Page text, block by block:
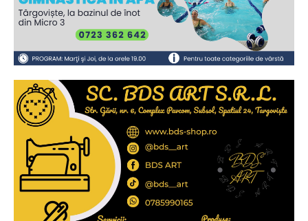
Ionuț Parghel
2de 2